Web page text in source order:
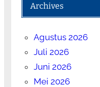
Archives
Agustus 2026
Juli 2026
Juni 2026
Mei 2026